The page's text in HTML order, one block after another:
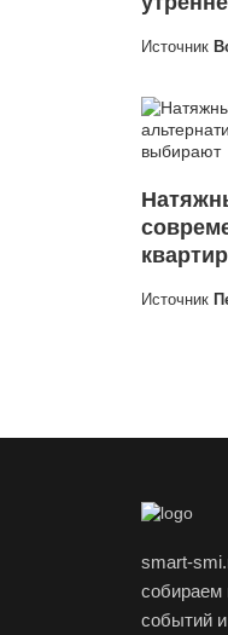
Источник
Источник
smart-
собираем
событий